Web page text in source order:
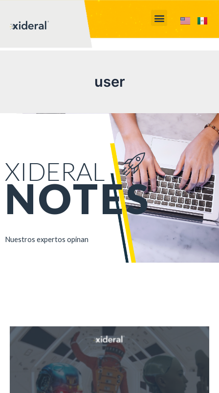
user
XIDERAL
NOTES
Nuestros expertos opinan